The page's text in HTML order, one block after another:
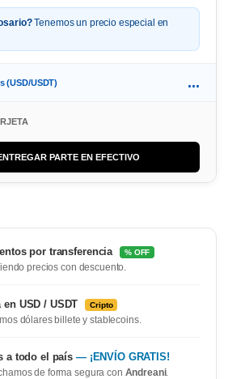
Tenemos un precio especial en
(USD/USDT) ...
PARTE EN EFECTIVO
por transferencia % OFF
precios con descuento.
en USD / USDT Cripto
dólares billete y stablecoins.
a todo el país — ¡ENVÍO GRATIS!
de forma segura con Andreani.